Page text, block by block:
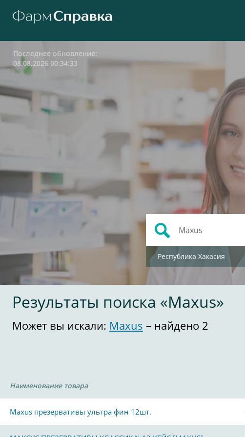
Последнее обновление:
08.08.2026 00:34:33
Республика Хакасия
Результаты поиска «Maxus»
Может вы искали: Maxus – найдено 2
Наименование товара
Maxus презервативы ультра фин 12шт.